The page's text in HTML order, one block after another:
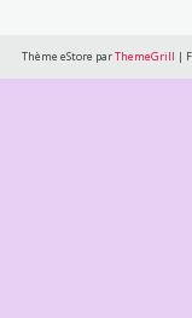
Thème eStore parThemeGrill |